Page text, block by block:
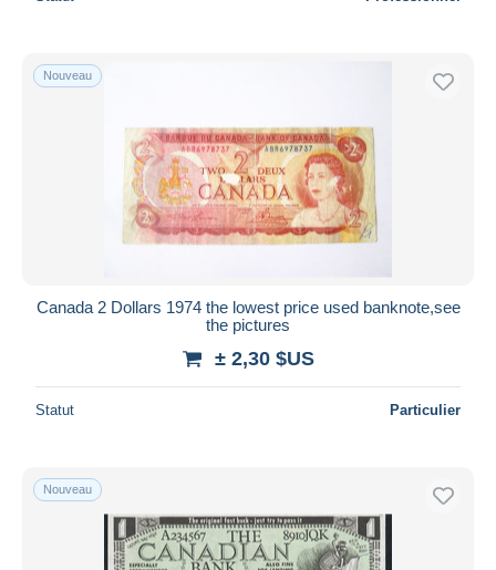
Nouveau
Canada 2 Dollars 1974 the lowest price used banknote,see
the pictures
± 2,30 $US
Statut Particulier
Nouveau